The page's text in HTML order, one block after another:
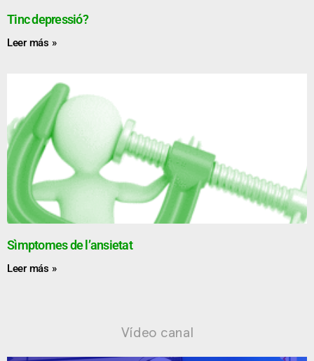
Tinc depressió?
Leer más »
Sìmptomes de l’ansietat
Leer más »
Vídeo canal